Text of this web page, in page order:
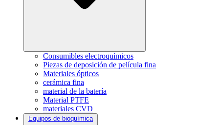
Consumibles electroquímicos
Piezas de deposición de película fina
Materiales ópticos
cerámica fina
material de la batería
Material PTFE
materiales CVD
Equipos de bioquímica